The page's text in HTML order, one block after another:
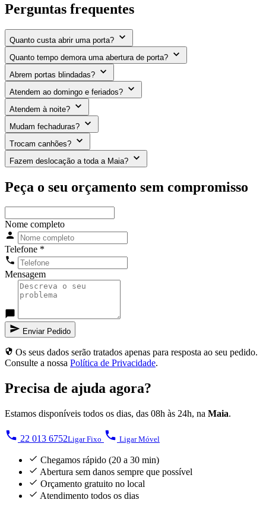
Perguntas frequentes
Quanto custa abrir uma porta?
Quanto tempo demora uma abertura de porta?
Abrem portas blindadas?
Atendem ao domingo e feriados?
Atendem à noite?
Mudam fechaduras?
Trocam canhões?
Fazem deslocação a toda a Maia?
Peça o seu orçamento sem compromisso
Nome completo
Telefone *
Mensagem
Enviar Pedido
Os seus dados serão tratados apenas para resposta ao seu pedido.
Consulte a nossa Política de Privacidade.
Precisa de ajuda agora?
Estamos disponíveis todos os dias, das 08h às 24h, na Maia.
22 013 6752Ligar Fixo Ligar Móvel
Chegamos rápido (20 a 30 min)
Abertura sem danos sempre que possível
Orçamento gratuito no local
Atendimento todos os dias